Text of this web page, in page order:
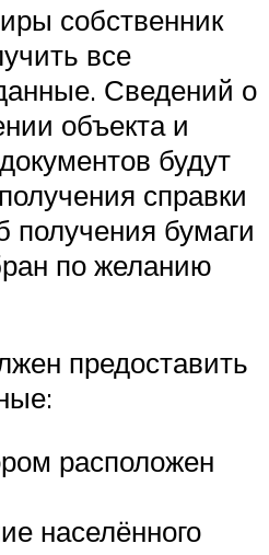
собственник
все
Сведений о
объекта и
будут
справки
получения бумаги
по желанию
предоставить
расположен
населённого